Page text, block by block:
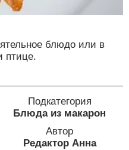
блюдо или в
птице.
Подкатегория
Блюда из макарон
Автор
Редактор Анна